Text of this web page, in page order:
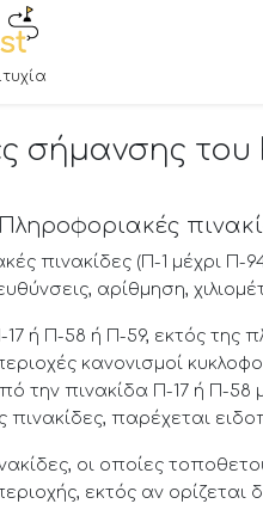
σήμανσης
πινακίδες (Π-1 μέχρι Π-
αρίθμηση,
17 ή Π-58 ή Π-59, εκτός της
κανονισμοί
την πινακίδα Π-17 ή Π-58
πινακίδες, παρέχεται
οι οποίες
εκτός αν